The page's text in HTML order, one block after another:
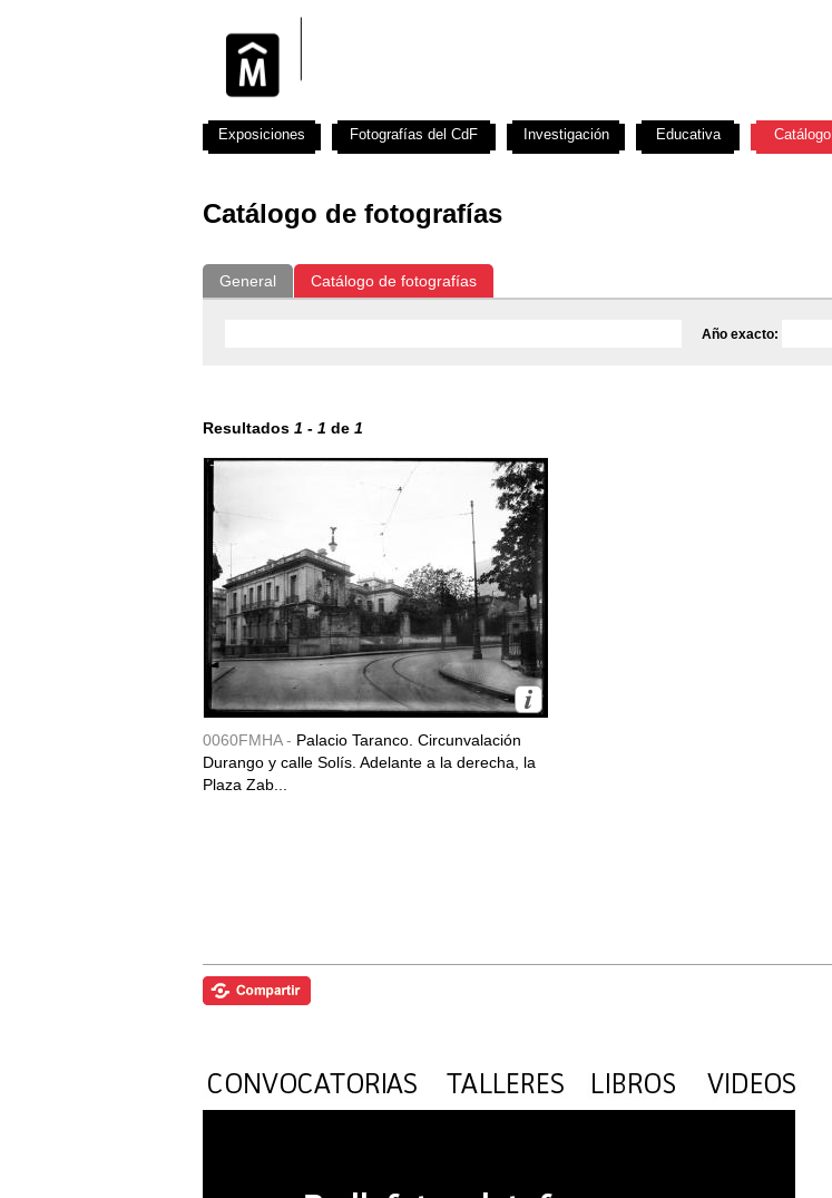
Catálogo de fotografías
General Catálogo de fotografías
Año exacto:
Resultados 1 - 1 de 1
0060FMHA - Palacio Taranco. Circunvalación
Durango y calle Solís. Adelante a la derecha, la
Plaza Zab...
Exposiciones Fotografías del CdF Investigación Educativa Catálogo